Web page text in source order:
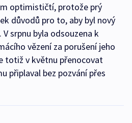
optimističtí, protože prý
důvodů pro to, aby byl nový
srpnu byla odsouzena k
vězení za porušení jeho
totiž v květnu přenocovat
připlaval bez pozvání přes